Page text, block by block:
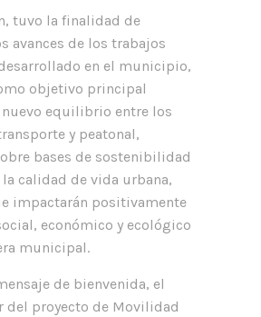
tuvo la finalidad de
avances de los trabajos
en el municipio,
objetivo principal
nuevo equilibrio entre los
y peatonal,
bases de sostenibilidad
calidad de vida urbana,
impactarán positivamente
económico y ecológico
municipal.
de bienvenida, el
del proyecto de Movilidad